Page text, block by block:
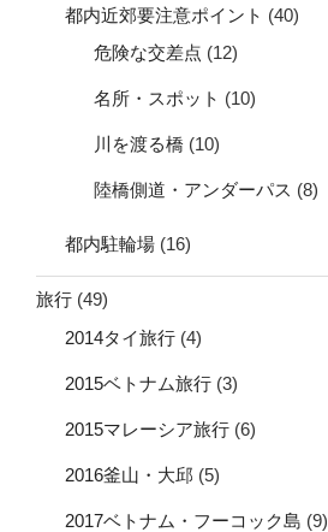
都内近郊要注意ポイント (40)
危険な交差点 (12)
名所・スポット (10)
川を渡る橋 (10)
陸橋側道・アンダーパス (8)
都内駐輪場 (16)
旅行 (49)
2014タイ旅行 (4)
2015ベトナム旅行 (3)
2015マレーシア旅行 (6)
2016釜山・大邱 (5)
2017ベトナム・フーコック島 (9)